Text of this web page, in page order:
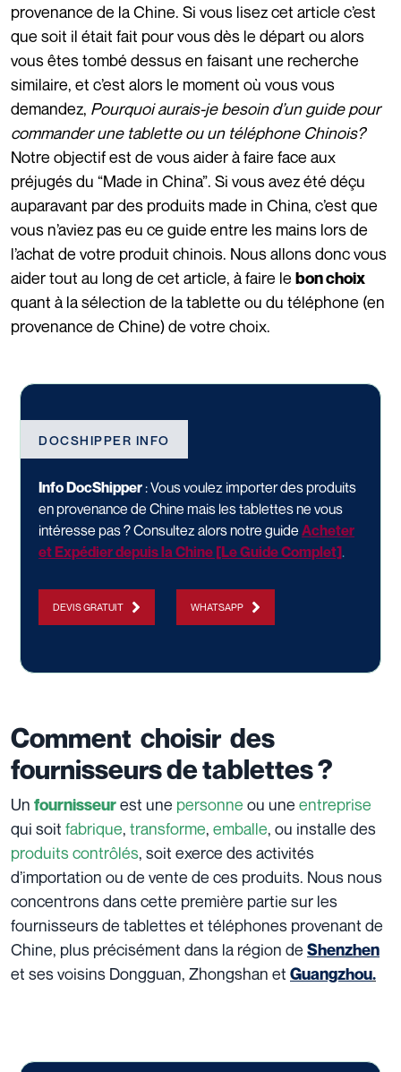
provenance de la Chine. Si vous lisez cet article c’est
que soit il était fait pour vous dès le départ ou alors
vous êtes tombé dessus en faisant une recherche
similaire, et c’est alors le moment où vous vous
demandez, Pourquoi aurais-je besoin d’un guide pour
commander une tablette ou un téléphone Chinois?
Notre objectif est de vous aider à faire face aux
préjugés du “Made in China”. Si vous avez été déçu
auparavant par des produits made in China, c’est que
vous n’aviez pas eu ce guide entre les mains lors de
l’achat de votre produit chinois. Nous allons donc vous
aider tout au long de cet article, à faire le bon choix
quant à la sélection de la tablette ou du téléphone (en
provenance de Chine) de votre choix.
DOCSHIPPER INFO
Info DocShipper:Vous voulez importer des produits
en provenance de Chine mais les tablettes ne vous
intéresse pas ? Consultez alors notre guide Acheter
et Expédier depuis la Chine [Le Guide Complet].
DEVIS GRATUIT WHATSAPP
Comment choisir des
fournisseurs de tablettes ?
Un fournisseurest une personne ou une entreprise
qui soit fabrique, transforme, emballe, ou installe des
produits contrôlés, soit exerce des activités
d’importation ou de vente de ces produits. Nous nous
concentrons dans cette première partie sur les
fournisseurs de tablettes et téléphones provenant de
Chine, plus précisément dans la région de Shenzhen
et ses voisins Dongguan, Zhongshan et Guangzhou.